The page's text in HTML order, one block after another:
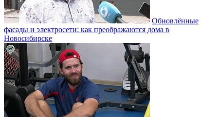
Обновлённые
фасады и электросети: как преображаются дома в
Новосибирске